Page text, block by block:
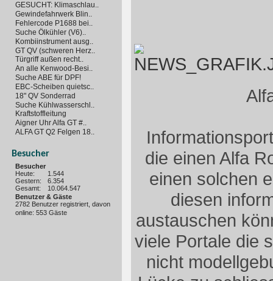
GESUCHT: Klimaschlau..
Gewindefahrwerk Blin..
Fehlercode P1688 bei..
Suche Ölkühler (V6)..
Kombiinstrument ausg..
GT QV (schweren Herz..
Türgriff außen recht..
An alle Kenwood-Besi..
Suche ABE für DPF!
EBC-Scheiben quietsc..
18" QV Sonderrad
Suche Kühlwasserschl..
Kraftstoffleitung
Aigner Uhr Alfa GT #..
ALFA GT Q2 Felgen 18..
Besucher
Besucher
Heute:
1.544
Gestern:
6.354
Gesamt:
10.064.547
Benutzer & Gäste
2782 Benutzer registriert, davon
online: 553 Gäste
die einen Alfa
einen solchen
diesen
austauschen
viele Portale die
nicht